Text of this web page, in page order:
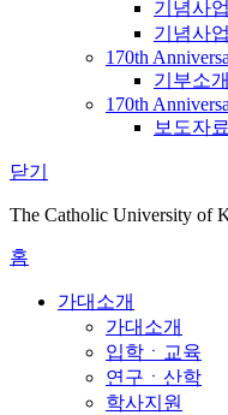
기념사
기념사
170th
기부소개
170th
보도자료
닫기
The Catholic University of
홈
가대소개
가대소개
입학ㆍ교육
연구ㆍ산학
학사지원